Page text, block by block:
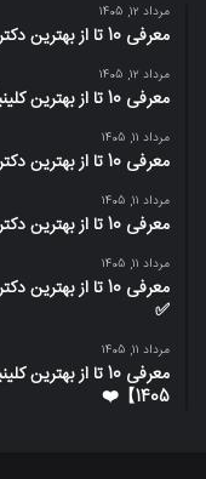
مرداد 12, 1405
معرفی 10 تا از بهترین دکتر تزریق ژل در شهر قدس ⚡️【سال1405】✅
مرداد 12, 1405
معرفی 10 تا از بهترین کلینیک لاغری در اندیشه⭐【سال1405】✅
مرداد 11, 1405
معرفی 10 تا از بهترین دکتر هایفوتراپی در مارلیک ⭐【سال 1405】✅
مرداد 11, 1405
معرفی 10 تا از بهترین دکتر هایفوتراپی در شهر قدس ⚡️【سال1405】✅
مرداد 11, 1405
✅
مرداد 11, 1405
معرفی 10 تا از
1405】❤️